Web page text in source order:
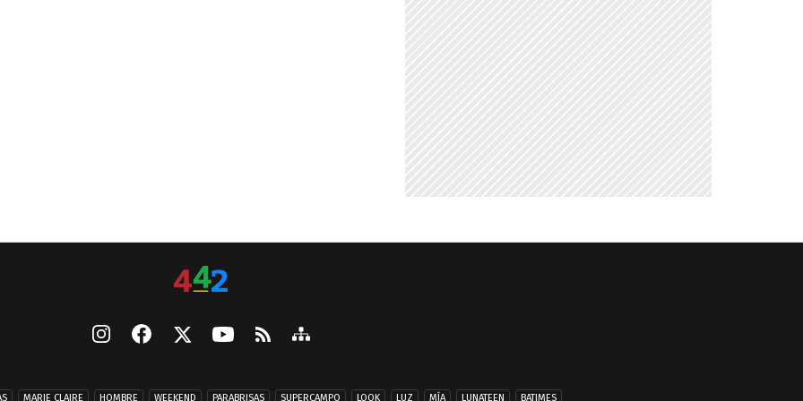
MARIE CLAIRE HOMBRE WEEKEND PARABRISAS SUPERCAMPO LOOK LUZ MÍA LUNATEEN BATIMES